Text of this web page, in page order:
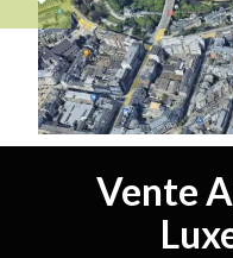
Vente